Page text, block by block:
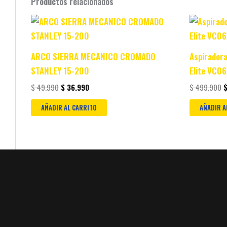
ARCO SIERRA MECANICO CROMADO
STANLEY 15-200
$49.990
Original
price
was:
$ 36.990
Current
price
AÑADIR AL CARRITO
Elite
$499.900 $
AÑADIR